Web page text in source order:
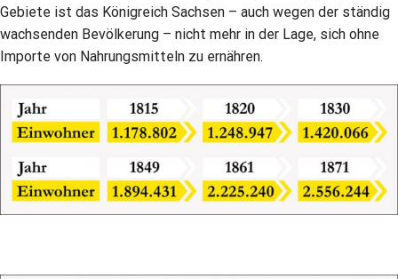
Gebiete ist das Königreich Sachsen – auch wegen der ständig
wachsenden Bevölkerung – nicht mehr in der Lage, sich ohne
Importe von Nahrungsmitteln zu ernähren.